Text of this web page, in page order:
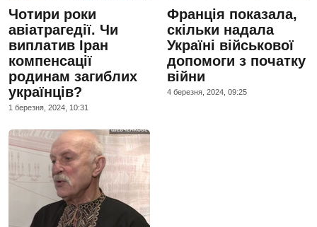
Чотири роки
авіатрагедії. Чи
виплатив Іран
компенсації
родинам загиблих
українців?
1 березня, 2024, 10:31
Франція показала,
скільки надала
Україні військової
допомоги з початку
війни
4 березня, 2024, 09:25